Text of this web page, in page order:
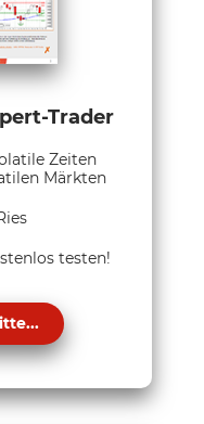
Trader
Zeiten
Märkten
testen!